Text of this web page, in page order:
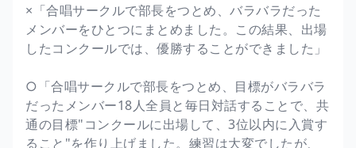
×「合唱サークルで部長をつとめ、バラバラだった
メンバーをひとつにまとめました。この結果、出場
したコンクールでは、優勝することができました」
○「合唱サークルで部長をつとめ、目標がバラバラ
だったメンバー18人全員と毎日対話することで、共
通の目標"コンクールに出場して、3位以内に入賞す
ること"を作り上げました。練習は大変でしたが、